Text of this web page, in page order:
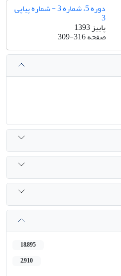
دوره 5، شماره 3 - شماره پیاپی
3
پاییز 1393
صفحه309-316
18,895
2,910